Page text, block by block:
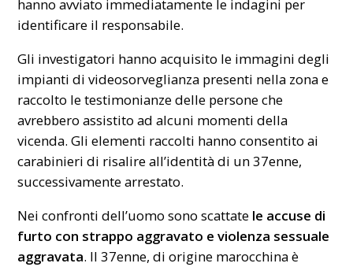
hanno avviato immediatamente le indagini per
identificare il responsabile.
Gli investigatori hanno acquisito le immagini degli
impianti di videosorveglianza presenti nella zona e
raccolto le testimonianze delle persone che
avrebbero assistito ad alcuni momenti della
vicenda. Gli elementi raccolti hanno consentito ai
carabinieri di risalire all’identità di un 37enne,
successivamente arrestato.
Nei confronti dell’uomo sono scattate le accuse di
furto con strappo aggravato e violenza sessuale
aggravata. Il 37enne, di origine marocchina è